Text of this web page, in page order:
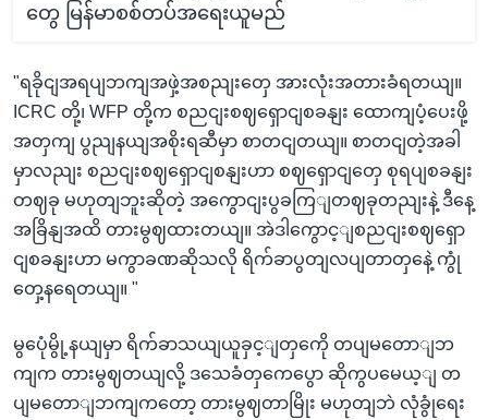
တွေ မြန်မာစစ်တပ်အရေးယူမည်
"ရခိုငျအရပျဘကျအဖှဲ့အစညျးတှေ အားလုံးအတားခံရတယျ။
ICRC တို့၊ WFP တို့က စညငျးစဈရှောငျစခနျး ထောကျပံ့ပေးဖို့
အတှကျ ပွညျနယျအစိုးရဆီမှာ စာတငျတယျ။ စာတငျတဲ့အခါ
မှာလညျး စညငျးစဈရှောငျစနျးဟာ စဈရှောငျတှေ စုရပျစခနျး
တဈခု မဟုတျဘူးဆိုတဲ့ အကွောငျးပွခကြျတဈခုတညျးနဲ့ ဒီနေ့
အခြိနျအထိ တားမွဈထားတယျ။ အဲဒါကွောင့ျစညငျးစဈရှော
ငျစခနျးဟာ မကွာခဏဆိုသလို ရိက်ခာပွတျလပျတာတှနေဲ့ ကွုံ
တှေ့နရေတယျ။ "
မွပေုံမွို့နယျမှာ ရိက်ခာသယျယူခှင့ျတှကေို တပျမတောျဘ
ကျက တားမွဈတယျလို့ ဒသေခံတှကေပွော ဆိုကွပမေယ့ျ တ
ပျမတောျဘကျကတော့ တားမွဈတာမြိုး မဟုတျဘဲ လုံခွုံရေး